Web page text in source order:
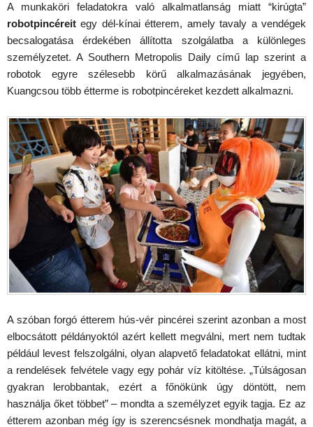
A munkaköri feladatokra való alkalmatlanság miatt “kirúgta”
robotpincéreit egy dél-kínai étterem, amely tavaly a vendégek
becsalogatása érdekében állította szolgálatba a különleges
személyzetet. A Southern Metropolis Daily című lap szerint a
robotok egyre szélesebb körű alkalmazásának jegyében,
Kuangcsou több étterme is robotpincéreket kezdett alkalmazni.
A szóban forgó étterem hús-vér pincérei szerint azonban a most
elbocsátott példányoktól azért kellett megválni, mert nem tudtak
például levest felszolgálni, olyan alapvető feladatokat ellátni, mint
a rendelések felvétele vagy egy pohár víz kitöltése. „Túlságosan
gyakran lerobbantak, ezért a főnökünk úgy döntött, nem
használja őket többet” – mondta a személyzet egyik tagja. Ez az
étterem azonban még így is szerencsésnek mondhatja magát, a